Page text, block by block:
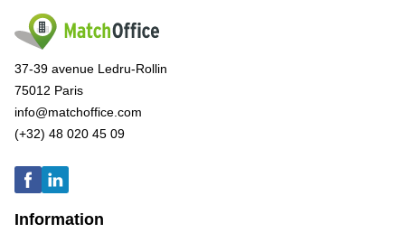
37-39 avenue Ledru-Rollin
75012 Paris
info@matchoffice.com
(+32) 48 020 45 09
Information